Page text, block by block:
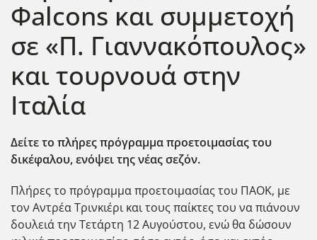
Φalcons και συμμετοχή
σε «Π. Γιαννακόπουλος»
και τουρνουά στην
Ιταλία
Δείτε το πλήρες πρόγραμμα προετοιμασίας του
δικέφαλου, ενόψει της νέας σεζόν.
Πλήρες το πρόγραμμα προετοιμασίας του ΠΑΟΚ, με
τον Αντρέα Τρινκιέρι και τους παίκτες του να πιάνουν
δουλειά την Τετάρτη 12 Αυγούστου, ενώ θα δώσουν